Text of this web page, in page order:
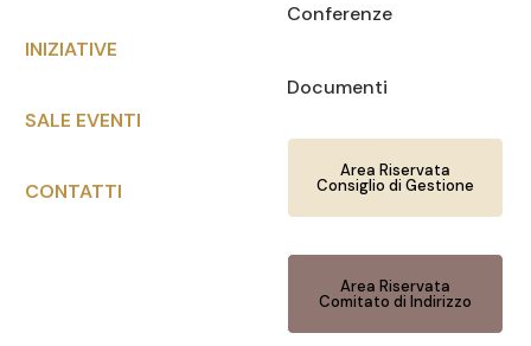
INIZIATIVE
SALE EVENTI
CONTATTI
Conferenze
Documenti
Area Riservata
Consiglio di Gestione
Area Riservata
Comitato di Indirizzo